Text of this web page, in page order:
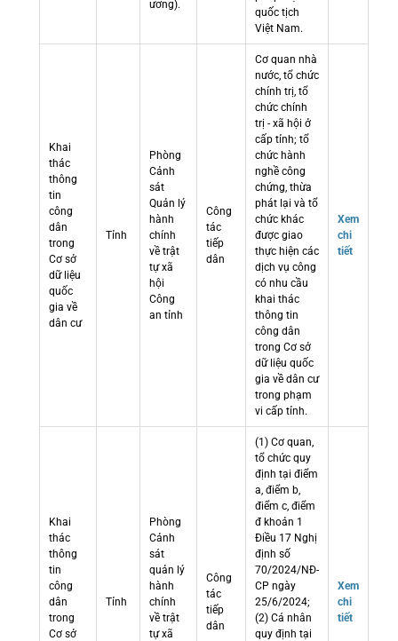
ương).
quốc tịch
Việt Nam.
Khai
thác
thông
tin
công
dân
trong
Cơ sở
dữ liệu
quốc
gia về
dân cư
Tỉnh
Phòng
Cảnh
sát
Quản lý
hành
chính
về trật
tự xã
hội
Công
an tỉnh
Công
tác
tiếp
dân
Cơ quan nhà
nước, tổ chức
chính trị, tổ
chức chính
trị - xã hội ở
cấp tỉnh; tổ
chức hành
nghề công
chứng, thừa
phát lại và tổ
chức khác
được giao
thực hiện các
dịch vụ công
có nhu cầu
khai thác
thông tin
công dân
trong Cơ sở
dữ liệu quốc
gia về dân cư
trong phạm
vi cấp tỉnh.
Xem
chi
tiết
Khai
thác
thông
tin
công
dân
trong
Cơ sở
Tỉnh
Phòng
Cảnh
sát
quản lý
hành
chính
về trật
tự xã
Công
tác
tiếp
dân
(1) Cơ quan,
tổ chức quy
định tại điểm
a, điểm b,
điểm c, điểm
đ khoản 1
Điều 17 Nghị
định số
70/2024/NĐ-
CP ngày
25/6/2024;
(2) Cá nhân
quy định tại
Xem
chi
tiết